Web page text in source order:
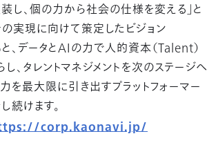
し、個の力から社会の仕様を変える」と
の実現に向けて策定したビジョン
データとAIの力で人的資本（Talent）
、タレントマネジメントを次のステージへ
力を最大限に引き出すプラットフォーマー
続けます。
corp.kaonavi.jp/